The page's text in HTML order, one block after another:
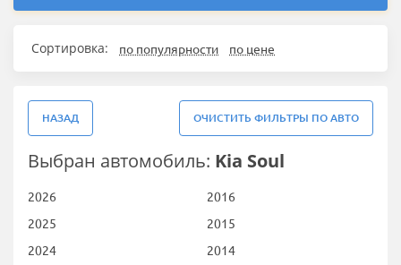
Сортировка: по популярности по цене
НАЗАД ОЧИСТИТЬ ФИЛЬТРЫ ПО АВТО
Выбран автомобиль: Kia Soul
2026
2025
2024
2016
2015
2014